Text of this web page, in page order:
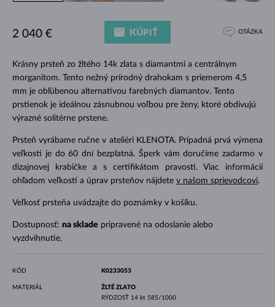
Krásny prsteň zo žltého 14k zlata s diamantmi a centrálnym
morganitom. Tento nežný prírodný drahokam s priemerom 4,5
mm je obľúbenou alternatívou farebných diamantov. Tento
prstienok je ideálnou zásnubnou voľbou pre ženy, ktoré obdivujú
výrazné solitérne prstene.
Prsteň vyrábame ručne v ateliéri KLENOTA. Prípadná prvá výmena
veľkosti je do 60 dní bezplatná. Šperk vám doručíme zadarmo v
dizajnovej krabičke a s certifikátom pravosti. Viac informácií
ohľadom veľkostí a úprav prsteňov nájdete v našom sprievodcovi.
Veľkosť prsteňa uvádzajte do poznámky v košíku.
Dostupnosť: na sklade pripravené na odoslanie alebo
vyzdvihnutie.
2 040 € KÚPIŤ OTÁZKA
KÓD K0233053
MATERIÁL
ŽLTÉ ZLATO
RÝDZOSŤ 14 kt 585/1000